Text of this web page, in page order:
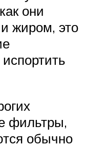
они
жиром, это
фильтры,
обычно